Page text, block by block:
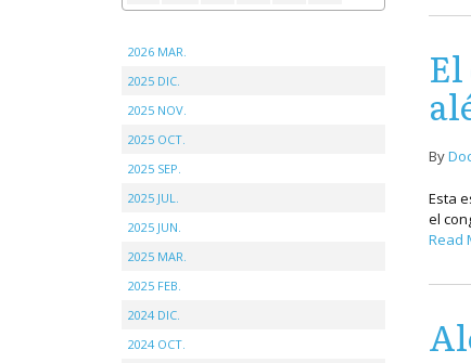
By
Esta
el
Read
2026 MAR.
2025 DIC.
2025 NOV.
2025 OCT.
2025 SEP.
2025 JUL.
2025 JUN.
2025 MAR.
2025 FEB.
2024 DIC.
2024 OCT.